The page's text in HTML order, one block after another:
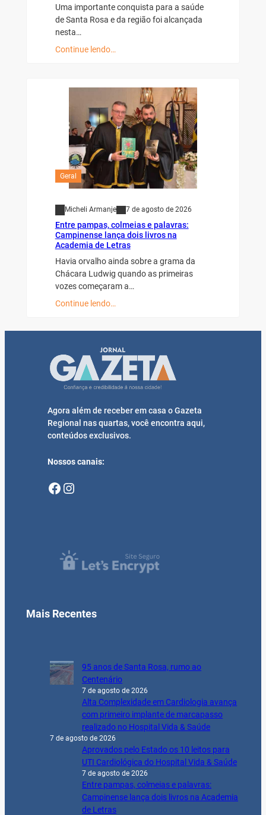
Uma importante conquista para a saúde
de Santa Rosa e da região foi alcançada
nesta…
Continue lendo…
Geral
Micheli Armanje 7 de agosto de 2026
Entre pampas, colmeias e palavras:
Campinense lança dois livros na
Academia de Letras
Havia orvalho ainda sobre a grama da
Chácara Ludwig quando as primeiras
vozes começaram a…
Continue lendo…
Agora além de receber em casa o Gazeta
Regional nas quartas, você encontra aqui,
conteúdos exclusivos.
Nossos canais:
Facebook Instagram
Mais Recentes
95 anos de Santa Rosa, rumo ao
Centenário
7 de agosto de 2026
Alta Complexidade em Cardiologia avança
com primeiro implante de marcapasso
realizado no Hospital Vida & Saúde
7 de agosto de 2026
Aprovados pelo Estado os 10 leitos para
UTI Cardiológica do Hospital Vida & Saúde
7 de agosto de 2026
Entre pampas, colmeias e palavras:
Campinense lança dois livros na Academia
de Letras